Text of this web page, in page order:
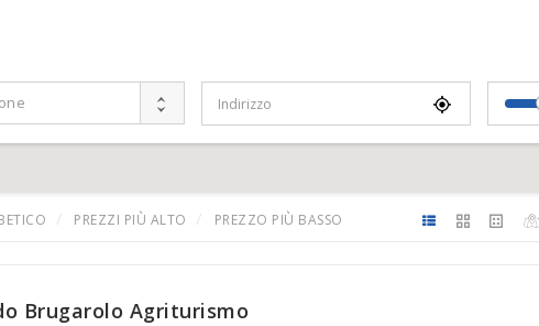
PREZZI PIÙ ALTO PREZZO PIÙ BASSO
Brugarolo Agriturismo